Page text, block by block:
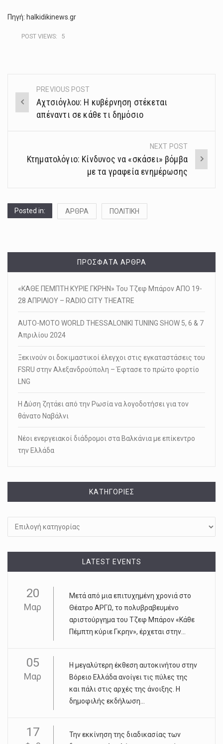
Πηγή: halkidikinews.gr
POST VIEWS: 5
Post
navigation
PREVIOUS POST
Αχτσιόγλου: Η κυβέρνηση στέκεται
απέναντι σε κάθε τι δημόσιο
NEXT POST
Κτηματολόγιο: Κίνδυνος να «σκάσει» βόμβα
με τα γραφεία ενημέρωσης
Posted in: ΑΡΘΡΑ ΠΟΛΙΤΙΚΗ
ΠΡΌΣΦΑΤΑ ΆΡΘΡΑ
«ΚΑΘΕ ΠΕΜΠΤΗ ΚΥΡΙΕ ΓΚΡΗΝ» Του Τζεφ Μπάρον ΑΠΟ 19-
28 ΑΠΡΙΛΙΟΥ – RADIO CITY THEATRE
AUTO-MOTO WORLD THESSALONIKI TUNING SHOW 5, 6 & 7
Απριλίου 2024
Ξεκινούν οι δοκιμαστικοί έλεγχοι στις εγκαταστάσεις του
FSRU στην Αλεξανδρούπολη – Έφτασε το πρώτο φορτίο
LNG
Η Δύση ζητάει από την Ρωσία να λογοδοτήσει για τον
θάνατο Ναβάλνι
Νέοι ενεργειακοί διάδρομοι στα Βαλκάνια με επίκεντρο
την Ελλάδα
KΑΤΗΓΟΡΊΕΣ
LATEST EVENTS
20
Μαρ
Μετά από μια επιτυχημένη χρονιά στο
Θέατρο ΑΡΓΩ, το πολυβραβευμένο
αριστούργημα του Τζεφ Μπάρον «Κάθε
Πέμπτη κύριε Γκρην», έρχεται στην...
05
Μαρ
Η μεγαλύτερη έκθεση αυτοκινήτου στην
Βόρειο Ελλάδα ανοίγει τις πύλες της
και πάλι στις αρχές της άνοιξης. Η
δημοφιλής εκδήλωση...
17
Την εκκίνηση της διαδικασίας των